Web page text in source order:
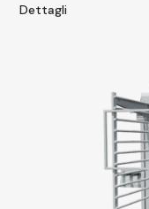
Dettagli